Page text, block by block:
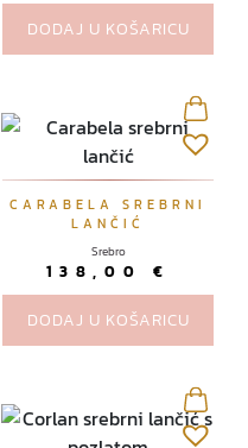
n
.
p
e
o
DODAJ U KOŠARICU
CARABELA SREBRNI
LANČIĆ
Srebro
138,00 €
DODAJ U KOŠARICU